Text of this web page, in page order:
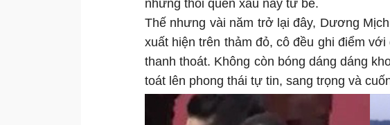
những thói quen xấu này từ bé.
Thế nhưng vài năm trở lại đây, Dương
xuất hiện trên thảm đỏ, cô đều ghi điểm
thanh thoát. Không còn bóng dáng dáng
toát lên phong thái tự tin, sang trọng và